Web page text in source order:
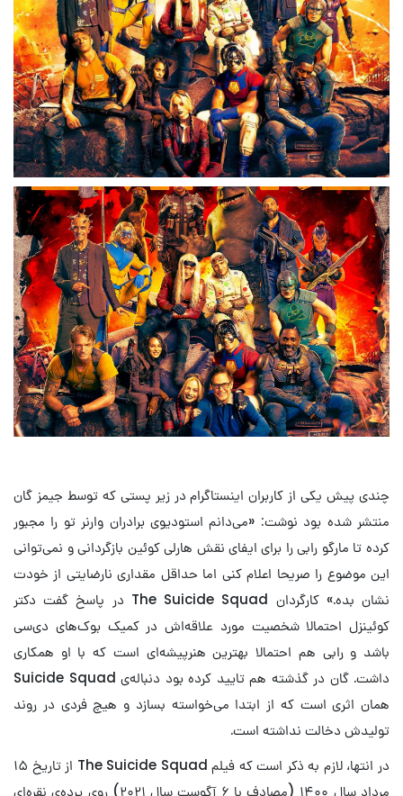
چندی پیش یکی از کاربران اینستاگرام در زیر پستی که توسط جیمز گان
منتشر شده بود نوشت: «می‌دانم استودیوی برادران وارنر تو را مجبور
کرده تا مارگو رابی را برای ایفای نقش هارلی کوئین بازگردانی و نمی‌توانی
این موضوع را صریحا اعلام کنی اما حداقل مقداری نارضایتی از خودت
نشان بده.» کارگردان The Suicide Squad در پاسخ گفت دکتر
کوئینزل احتمالا شخصیت مورد علاقه‌اش در کمیک بوک‌های دی‌سی
باشد و رابی هم احتمالا بهترین هنرپیشه‌ای است که با او همکاری
داشت. گان در گذشته هم تایید کرده بود دنباله‌ی Suicide Squad
همان اثری است که از ابتدا می‌خواسته بسازد و هیچ فردی در روند
تولیدش دخالت نداشته است.
در انتها، لازم به ذکر است که فیلم The Suicide Squad از تاریخ ۱۵
مرداد سال ۱۴۰۰ (مصادف با ۶ آگوست سال ۲۰۲۱) روی پرده‌ی نقره‌ای